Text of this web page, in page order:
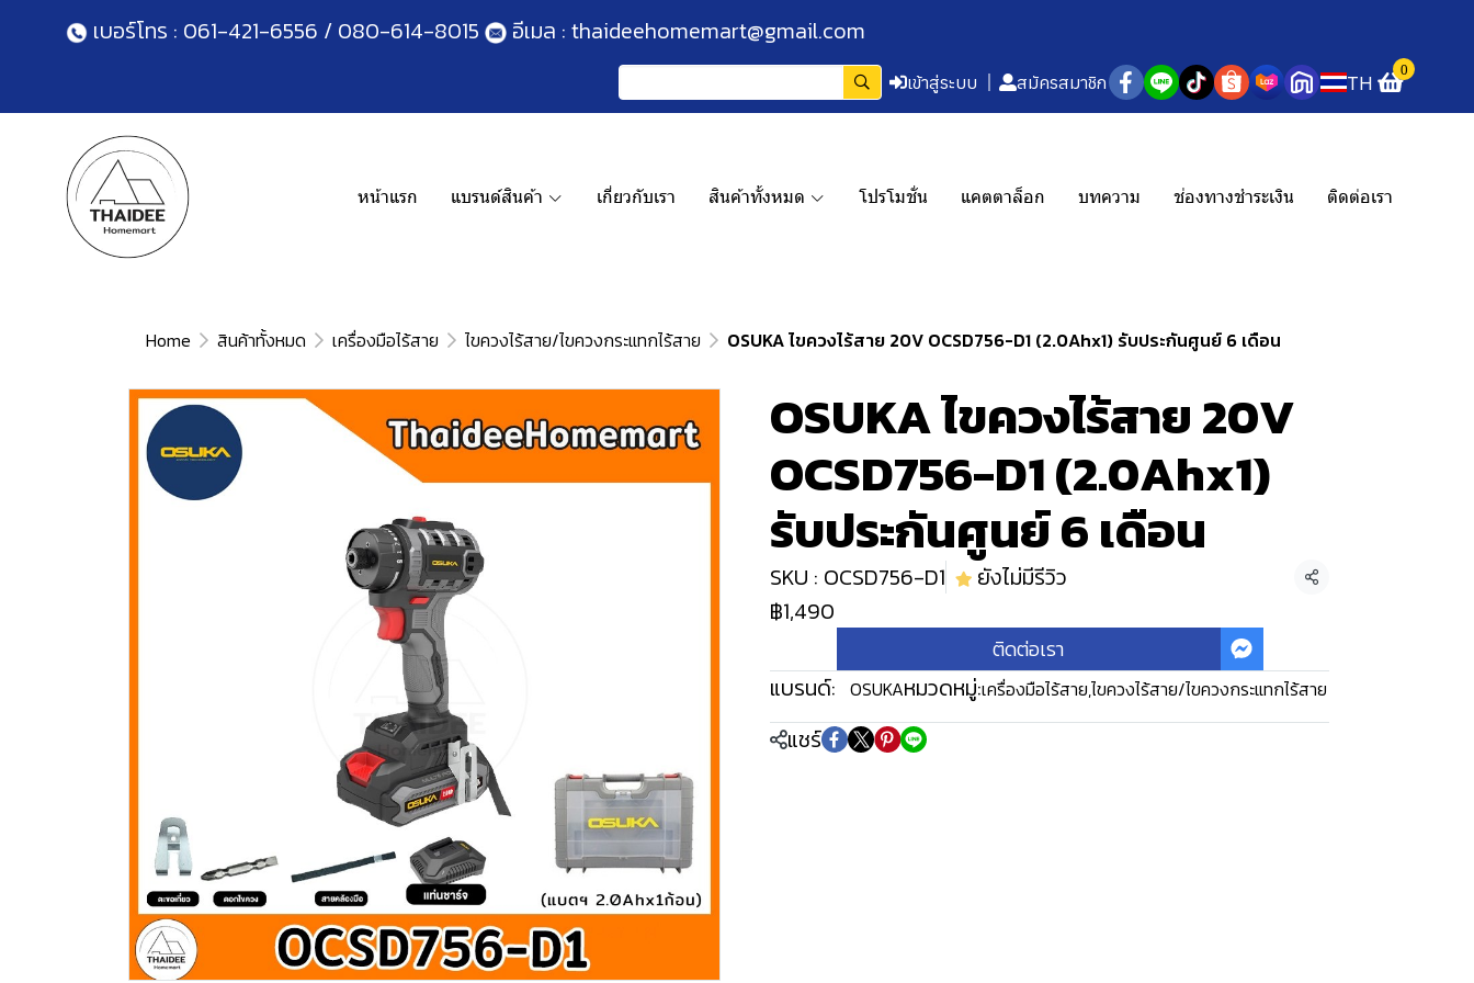
เบอร์โทร : 061-421-6556 / 080-614-8015 อีเมล : thaideehomemart@gmail.com
เข้าสู่ระบบ สมัครสมาชิก TH 0
หน้าแรก แบรนด์สินค้า เกี่ยวกับเรา สินค้าทั้งหมด โปรโมชั่น แคตตาล็อก บทความ ช่องทางชำระเงิน ติดต่อเรา
Home สินค้าทั้งหมด เครื่องมือไร้สาย ไขควงไร้สาย/ไขควงกระแทกไร้สาย OSUKA ไขควงไร้สาย 20V OCSD756-D1 (2.0Ahx1) รับประกันศูนย์ 6 เดือน
OSUKA ไขควงไร้สาย 20V
OCSD756-D1 (2.0Ahx1)
รับประกันศูนย์ 6 เดือน
SKU : OCSD756-D1 ยังไม่มีรีวิว แชร์
฿1,490
ติดต่อเรา
แบรนด์: OSUKAหมวดหมู่:เครื่องมือไร้สาย,ไขควงไร้สาย/ไขควงกระแทกไร้สาย
แชร์